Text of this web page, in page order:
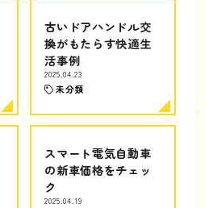
古いドアハンドル交
換がもたらす快適生
活事例
2025.04.23
未分類
スマート電気自動車
の新車価格をチェッ
ク
2025.04.19